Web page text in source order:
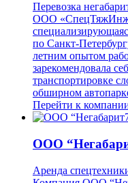
Перевозка
ООО
по Санкт-
летним опытом
зарекомендовала
транспортировке
обширном
Перейти к
ООО
Аренда